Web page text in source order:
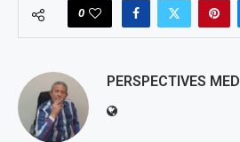
0
PERSPECTIVES MED